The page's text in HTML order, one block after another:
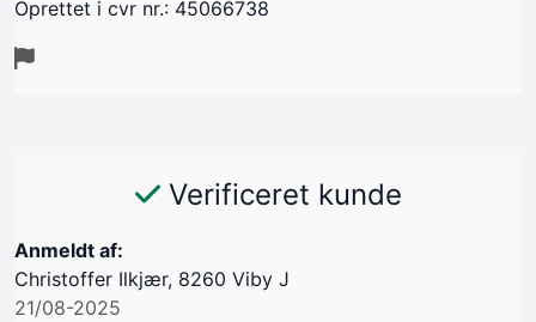
Oprettet i cvr nr.: 45066738
Verificeret kunde
Anmeldt af:
Christoffer Ilkjær, 8260 Viby J
21/08-2025